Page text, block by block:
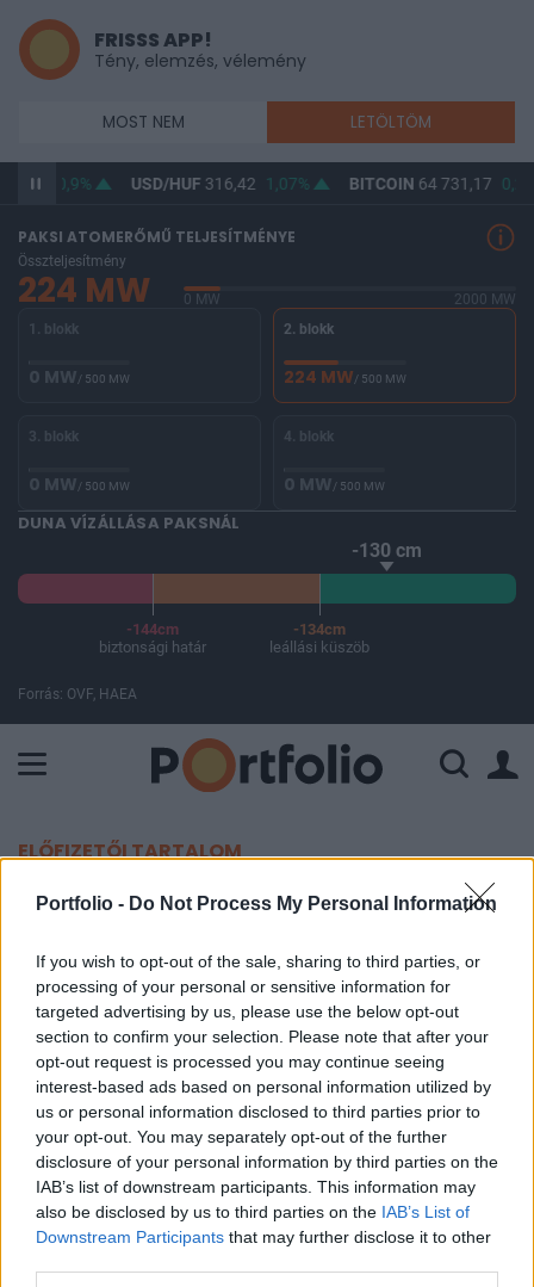
Portfolio - Do Not Process My Personal Information
If you wish to opt-out of the sale, sharing to third parties, or
processing of your personal or sensitive information for
targeted advertising by us, please use the below opt-out
section to confirm your selection. Please note that after your
opt-out request is processed you may continue seeing
interest-based ads based on personal information utilized by
us or personal information disclosed to third parties prior to
your opt-out. You may separately opt-out of the further
disclosure of your personal information by third parties on the
IAB’s list of downstream participants. This information may
also be disclosed by us to third parties on the IAB’s List of
Downstream Participants that may further disclose it to other
FRISSS APP!
Tény, elemzés, vélemény
MOST NEM LETÖLTÖM
0,9% USD/HUF316,42 1,07% BITCOIN64 731,17 0,2%
PAKSI ATOMERŐMŰ TELJESÍTMÉNYE
Összteljesítmény
224 MW 0 MW
2000 MW
1. blokk
0 MW/ 500 MW
2. blokk
224 MW/ 500 MW
3. blokk
0 MW/ 500 MW
4. blokk
0 MW/ 500 MW
DUNA VÍZÁLLÁSA PAKSNÁL
-130 cm
-144cm
biztonsági határ
-134cm
leállási küszöb
Forrás: OVF, HAEA
ELŐFIZETŐI TARTALOM
Tartós konfliktusra utal az új
ideig elmaradhatnak az EU-
pénzeink
Portfolio
2021. július 21. 11:36
Orbán Viktor kormányfő szerdán bejelentette,
hogy öt kérdésben népszavazást kezdeményez a
kormány a gyermekvédelminek mondott